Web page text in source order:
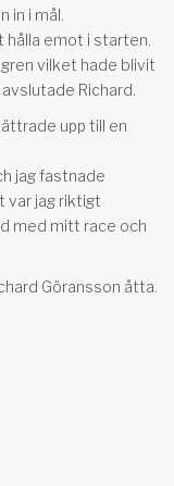
in i mål.
hålla emot i starten.
vilket hade blivit
Richard.
upp till en
jag fastnade
var jag riktigt
med mitt race och
Göransson åtta.